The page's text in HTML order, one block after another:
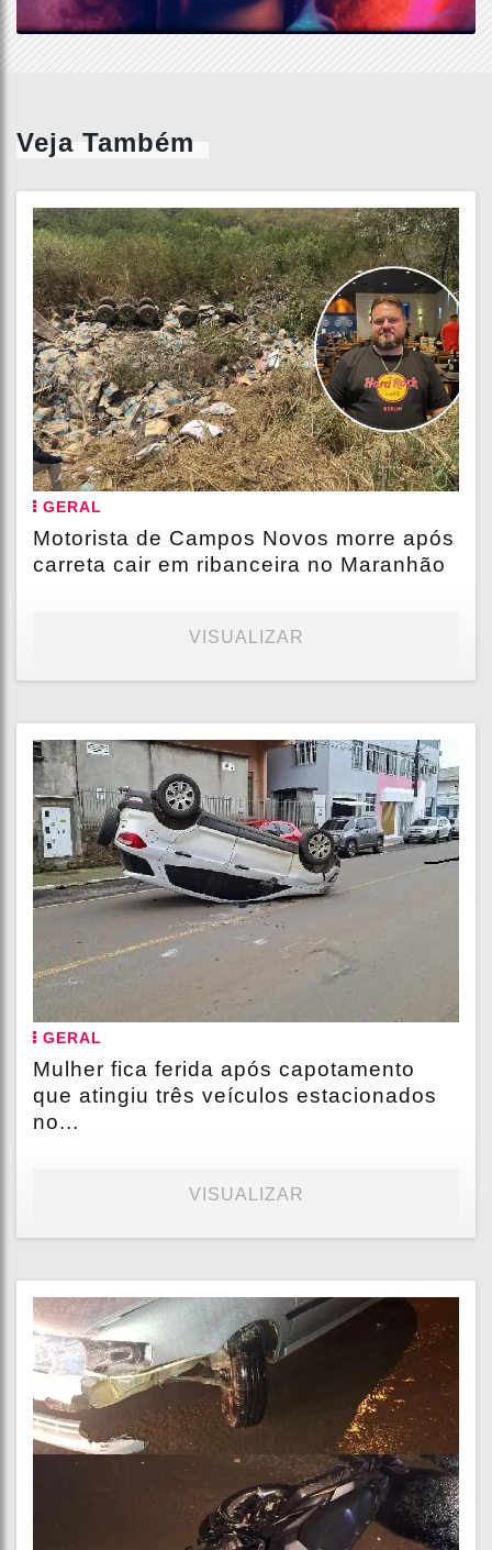
Veja Também
GERAL
Motorista de Campos Novos morre após
carreta cair em ribanceira no Maranhão
VISUALIZAR
GERAL
Mulher fica ferida após capotamento
que atingiu três veículos estacionados
no...
VISUALIZAR